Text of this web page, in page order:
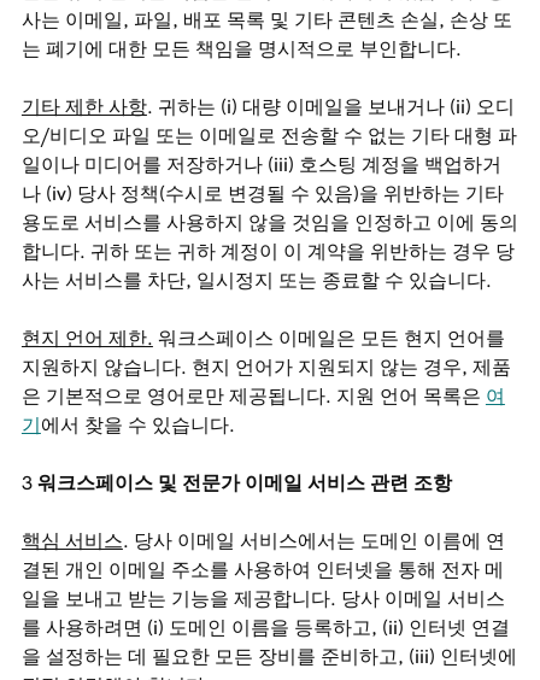
사는 이메일, 파일, 배포 목록 및 기타 콘텐츠 손실, 손상 또
는 폐기에 대한 모든 책임을 명시적으로 부인합니다.
기타 제한 사항. 귀하는 (i) 대량 이메일을 보내거나 (ii) 오디
오/비디오 파일 또는 이메일로 전송할 수 없는 기타 대형 파
일이나 미디어를 저장하거나 (iii) 호스팅 계정을 백업하거
나 (iv) 당사 정책(수시로 변경될 수 있음)을 위반하는 기타
용도로 서비스를 사용하지 않을 것임을 인정하고 이에 동의
합니다. 귀하 또는 귀하 계정이 이 계약을 위반하는 경우 당
사는 서비스를 차단, 일시정지 또는 종료할 수 있습니다.
현지 언어 제한. 워크스페이스 이메일은 모든 현지 언어를
지원하지 않습니다. 현지 언어가 지원되지 않는 경우, 제품
은 기본적으로 영어로만 제공됩니다. 지원 언어 목록은 여
기 에서 찾을 수 있습니다.
워크스페이스 및 전문가 이메일 서비스 관련 조항
핵심 서비스 . 당사 이메일 서비스에서는 도메인 이름에 연
결된 개인 이메일 주소를 사용하여 인터넷을 통해 전자 메
일을 보내고 받는 기능을 제공합니다. 당사 이메일 서비스
를 사용하려면 (i) 도메인 이름을 등록하고, (ii) 인터넷 연결
을 설정하는 데 필요한 모든 장비를 준비하고, (iii) 인터넷에